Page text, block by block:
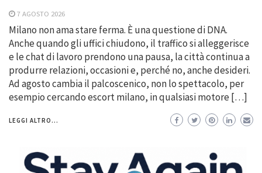
7 AGOSTO 2026
Milano non ama stare ferma. È una questione di DNA.
Anche quando gli uffici chiudono, il traffico si alleggerisce
e le chat di lavoro prendono una pausa, la città continua a
produrre relazioni, occasioni e, perché no, anche desideri.
Ad agosto cambia il palcoscenico, non lo spettacolo, per
esempio cercando escort milano, in qualsiasi motore […]
LEGGI ALTRO...